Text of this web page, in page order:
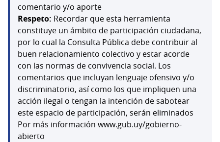
comentario y/o aporte
Respeto: Recordar que esta herramienta
constituye un ámbito de participación ciudadana,
por lo cual la Consulta Pública debe contribuir al
buen relacionamiento colectivo y estar acorde
con las normas de convivencia social. Los
comentarios que incluyan lenguaje ofensivo y/o
discriminatorio, así como los que impliquen una
acción ilegal o tengan la intención de sabotear
este espacio de participación, serán eliminados
Por más información www.gub.uy/gobierno-
abierto